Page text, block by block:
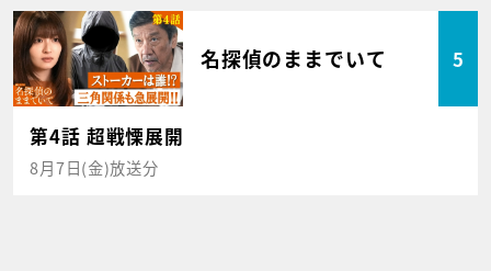
名探偵のままでいて 5
第4話 超戦慄展開
8月7日(金)放送分